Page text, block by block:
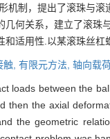
机制，提出了滚珠与
何关系，建立了滚
适用性.以某滚珠丝
触, 有限元方法, 轴向载
loads between the
then the axial
the geometric